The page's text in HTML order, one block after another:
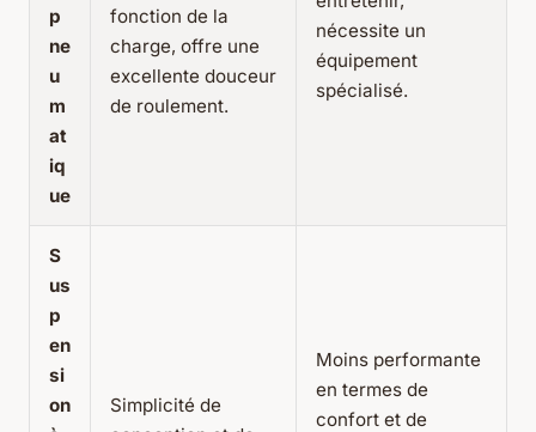
p
ne
u
m
at
iq
ue
fonction de la
charge, offre une
excellente douceur
de roulement.
nécessite un
équipement
spécialisé.
S
us
p
en
si
on
Simplicité de
Moins performante
en termes de
confort et de